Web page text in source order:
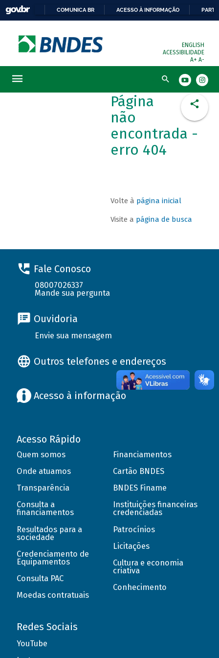
COMUNICA BR ACESSO À INFORMAÇÃO
ENGLISH
ACESSIBILIDADE
A+ A-
Busca
Página
não
encontrada -
erro 404
Volte à página inicial
Visite a página de busca
Fale Conosco
08007026337
Mande sua pergunta
Ouvidoria
Envie sua mensagem
Outros telefones e endereços
Acesso à informação
Acesso Rápido
Quem somos
Onde atuamos
Transparência
Consulta a
financiamentos
Resultados para a
sociedade
Credenciamento de
Equipamentos
Consulta PAC
Moedas contratuais
Financiamentos
Cartão BNDES
BNDES Finame
Instituições financeiras
credenciadas
Patrocínios
Licitações
Cultura e economia
criativa
Conhecimento
Redes Sociais
YouTube